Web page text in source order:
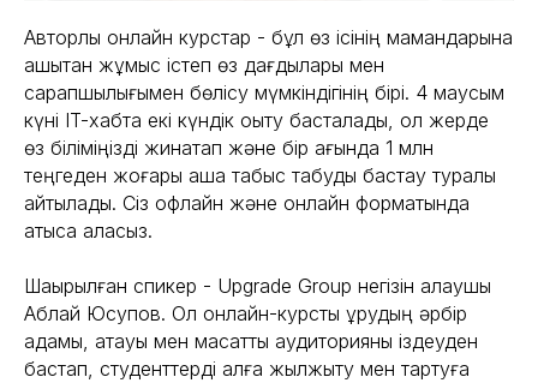
Авторлық онлайн курстар - бұл өз ісінің мамандарына
қашықтан жұмыс істеп өз дағдылары мен
сарапшылығымен бөлісу мүмкіндігінің бірі. 4 маусым
күні IT-хабта екі күндік оқыту басталады, ол жерде
өз біліміңізді жинақтап және бір ағында 1 млн
теңгеден жоғары ақша табыс табуды бастау туралы
айтылады. Сіз офлайн және онлайн форматында
қатыса аласыз.
Шақырылған спикер - Upgrade Group негізін қалаушы
Аблай Юсупов. Ол онлайн-курсты құрудың әрбір
қадамы, атауы мен мақсатты аудиторияны іздеуден
бастап, студенттерді алға жылжыту мен тартуға